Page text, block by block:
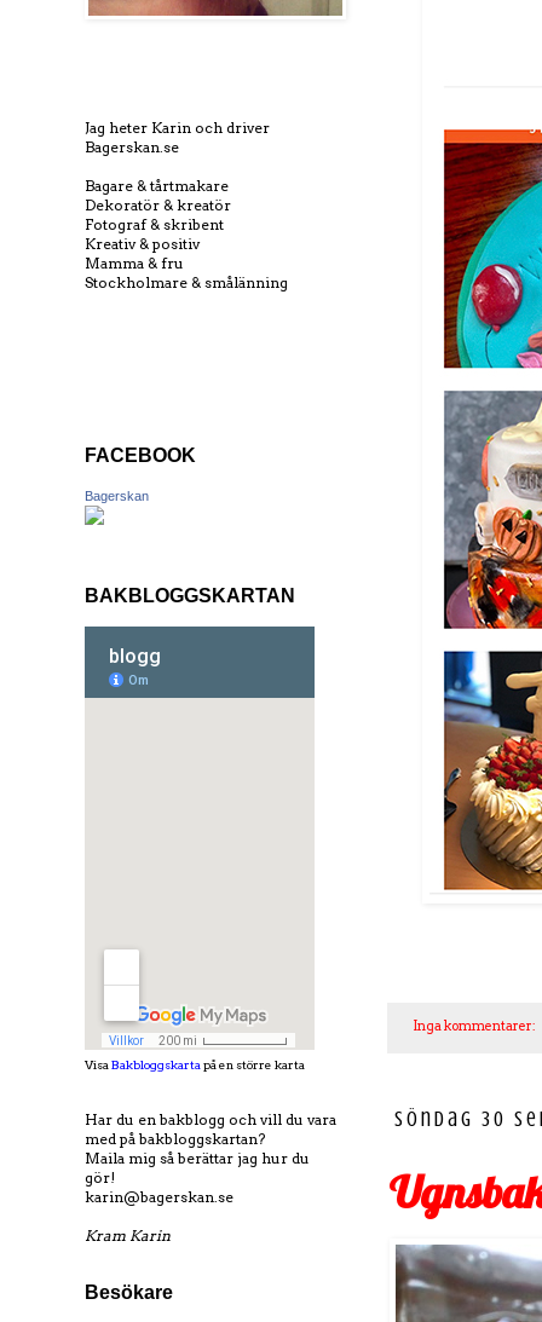
Inga kommentarer:
söndag 30
Jag heter Karin och driver
Bagerskan.se
Bagare & tårtmakare
Dekoratör & kreatör
Fotograf & skribent
Kreativ & positiv
Mamma & fru
Stockholmare & smålänning
FACEBOOK
Bagerskan
BAKBLOGGSKARTAN
Visa Bakbloggskarta på en större karta
Har du en bakblogg och vill du vara
med på bakbloggskartan?
Maila mig så berättar jag hur du
gör!
karin@bagerskan.se
Kram Karin
Besökare